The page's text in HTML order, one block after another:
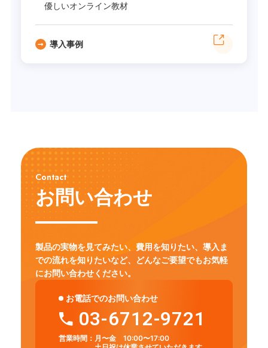
優しいオンライン教材
導入事例
Contact
お問い合わせ
製品の実物を見てみたい、費用を知りたい、導入ま
での流れを知りたいなど、
どんなご要望でもお気軽
にお問い合わせください。
お電話でのお問い合わせ
03-6712-9721
営業時間： 月〜金 10:00〜17:00